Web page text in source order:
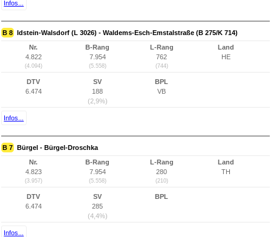
Infos...
B 8 Idstein-Walsdorf (L 3026) - Waldems-Esch-Emstalstraße (B 275/K 714)
Nr.
4.822
(4.094)
B-Rang
7.954
(5.558)
L-Rang
762
(744)
Land
HE
DTV
6.474
SV
188
(2,9%)
BPL
VB
Infos...
B 7 Bürgel - Bürgel-Droschka
Nr.
4.823
(3.957)
B-Rang
7.954
(5.558)
L-Rang
280
(210)
Land
TH
DTV
6.474
SV
285
(4,4%)
BPL
Infos...